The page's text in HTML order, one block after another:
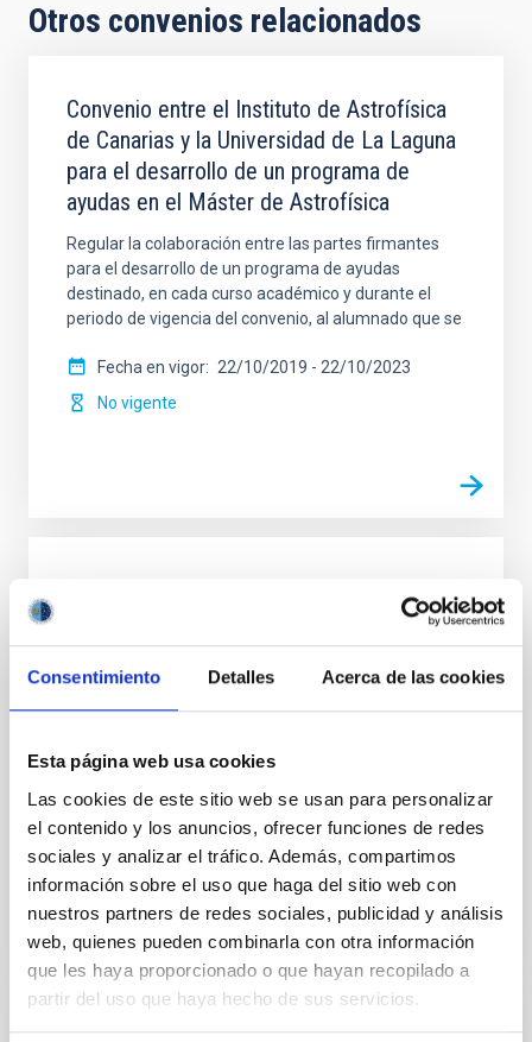
Consentimiento Detalles Acerca de las cookies
Esta página web usa cookies
Las cookies de este sitio web se usan para personalizar
el contenido y los anuncios, ofrecer funciones de redes
sociales y analizar el tráfico. Además, compartimos
información sobre el uso que haga del sitio web con
nuestros partners de redes sociales, publicidad y análisis
web, quienes pueden combinarla con otra información
que les haya proporcionado o que hayan recopilado a
partir del uso que haya hecho de sus servicios.
Otros convenios relacionados
Convenio entre el Instituto de Astrofísica
de Canarias y la Universidad de La Laguna
para el desarrollo de un programa de
ayudas en el Máster de Astrofísica
Regular la colaboración entre las partes firmantes
para el desarrollo de un programa de ayudas
destinado, en cada curso académico y durante el
periodo de vigencia del convenio, al alumnado que se
Fecha en vigor 22/10/2019 - 22/10/2023
No vigente
lnternship agreement between The Haute
école des art du Rhin and lnstituto de
Astrofísica de Canarias
should enlrust the trainee with tasks
Fecha en vigor 20/05/2019
23/08/2019
No vigente